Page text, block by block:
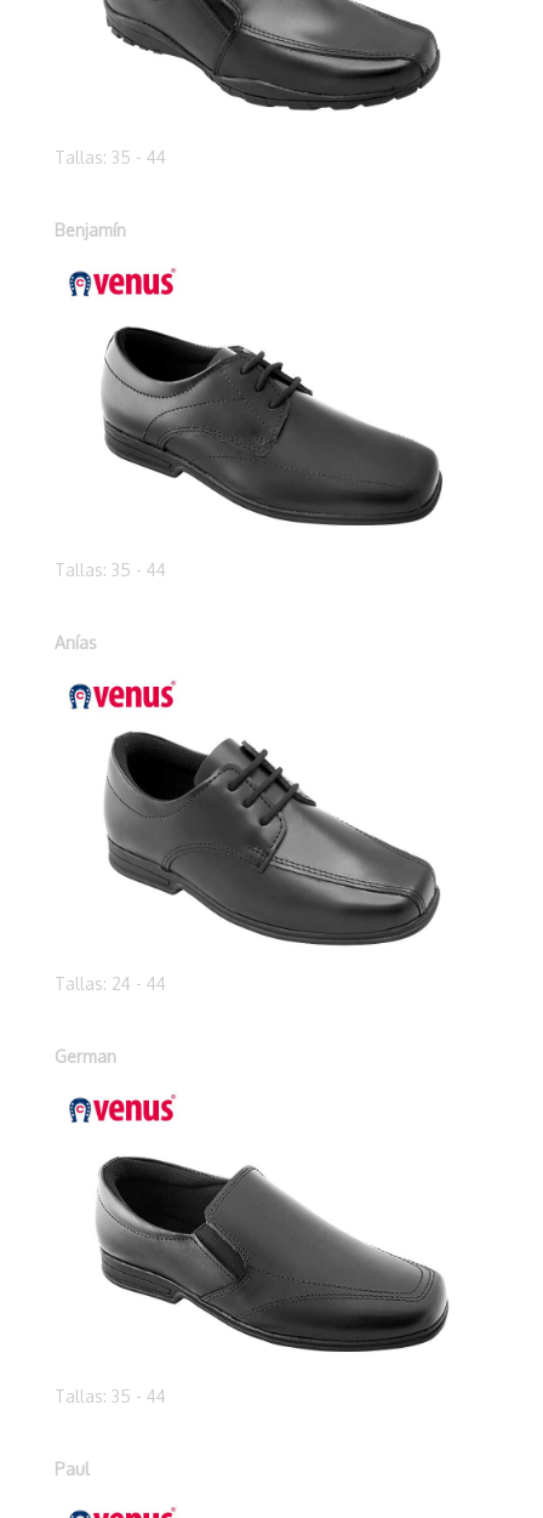
Tallas: 35 - 44
Benjamín
Tallas: 35 - 44
Anías
Tallas: 24 - 44
German
Tallas: 35 - 44
Paul